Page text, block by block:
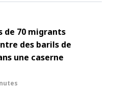
de 70 migrants
des barils de
une caserne